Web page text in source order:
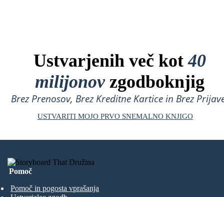
Ustvarjenih več kot40
milijonovzgodboknjig
Brez Prenosov, Brez Kreditne Kartice in Brez
USTVARITI MOJO PRVO SNEMALNO KNJIGO
Pomoč
Pomoč in pogosta vprašanja